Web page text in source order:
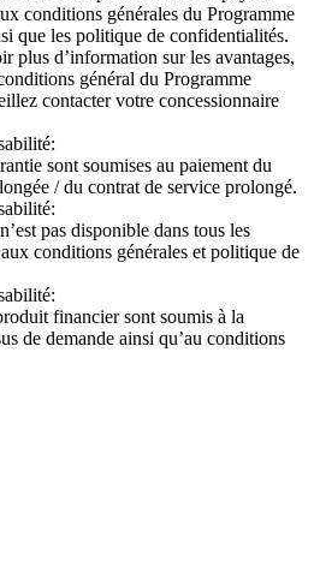
conditions générales du Programme
que les politique de confidentialités.
plus d’information sur les avantages,
général du Programme
contacter votre concessionnaire
sont soumises au paiement du
/ du contrat de service prolongé.
pas disponible dans tous les
conditions générales et politique de
financier sont soumis à la
de demande ainsi qu’au conditions